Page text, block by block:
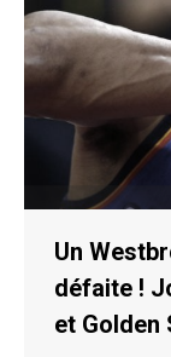
Un
défaite !
et Golden